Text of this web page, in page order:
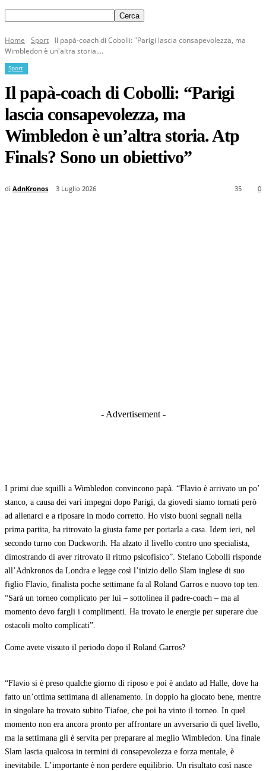
Home Sport
Il papà-coach di Cobolli: "Parigi lascia consapevolezza, ma
Wimbledon è un'altra storia....
Sport
Il papà-coach di Cobolli: “Parigi
lascia consapevolezza, ma
Wimbledon è un’altra storia. Atp
Finals? Sono un obiettivo”
di AdnKronos 3 Luglio 2026 0
35
- Advertisement -
I primi due squilli a Wimbledon convincono papà. “Flavio è arrivato un po’
stanco, a causa dei vari impegni dopo Parigi, da giovedì siamo tornati però
ad allenarci e a riposare in modo corretto. Ho visto buoni segnali nella
prima partita, ha ritrovato la giusta fame per portarla a casa. Idem ieri, nel
secondo turno con Duckworth. Ha alzato il livello contro uno specialista,
dimostrando di aver ritrovato il ritmo psicofisico”. Stefano Cobolli risponde
all’Adnkronos da Londra e legge così l’inizio dello Slam inglese di suo
figlio Flavio, finalista poche settimane fa al Roland Garros e nuovo top ten.
“Sarà un torneo complicato per lui – sottolinea il padre-coach – ma al
momento devo fargli i complimenti. Ha trovato le energie per superare due
ostacoli molto complicati”.
Come avete vissuto il periodo dopo il Roland Garros?
“Flavio si è preso qualche giorno di riposo e poi è andato ad Halle, dove ha
fatto un’ottima settimana di allenamento. In doppio ha giocato bene, mentre
in singolare ha trovato subito Tiafoe, che poi ha vinto il torneo. In quel
momento non era ancora pronto per affrontare un avversario di quel livello,
ma la settimana gli è servita per preparare al meglio Wimbledon. Una finale
Slam lascia qualcosa in termini di consapevolezza e forza mentale, è
inevitabile. L’importante è non perdere equilibrio. Un risultato così nasce